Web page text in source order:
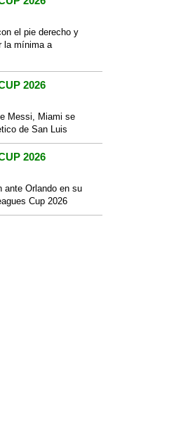
el pie derecho y
la mínima a
2026
Messi, Miami se
de San Luis
2026
ante Orlando en su
Cup 2026